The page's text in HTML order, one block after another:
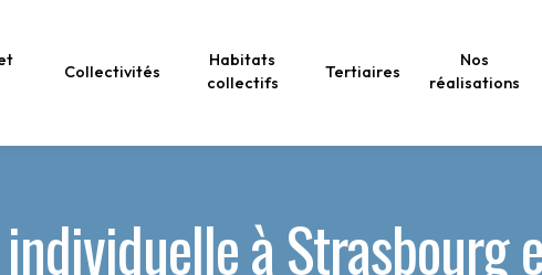
Collectivités
Habitats
collectifs
Tertiaires
Nos
réalisations
à Strasbourg